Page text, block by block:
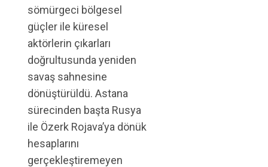
sömürgeci bölgesel
güçler ile küresel
aktörlerin çıkarları
doğrultusunda yeniden
savaş sahnesine
dönüştürüldü. Astana
sürecinden başta Rusya
ile Özerk Rojava’ya dönük
hesaplarını
gerçekleştiremeyen